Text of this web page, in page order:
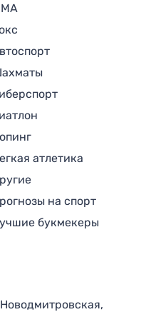
атлетика
на спорт
букмекеры